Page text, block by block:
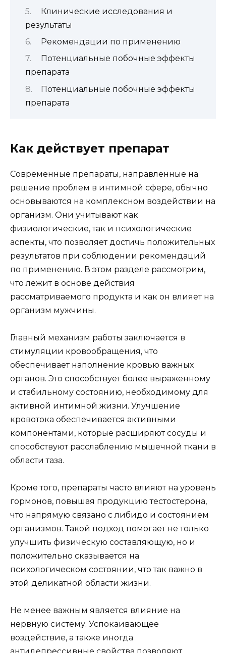
Клинические исследования и
результаты
Рекомендации по применению
Потенциальные побочные эффекты
препарата
Потенциальные побочные эффекты
препарата
Как действует препарат
Современные препараты, направленные на
решение проблем в интимной сфере, обычно
основываются на комплексном воздействии на
организм. Они учитывают как
физиологические, так и психологические
аспекты, что позволяет достичь положительных
результатов при соблюдении рекомендаций
по применению. В этом разделе рассмотрим,
что лежит в основе действия
рассматриваемого продукта и как он влияет на
организм мужчины.
Главный механизм работы заключается в
стимуляции кровообращения, что
обеспечивает наполнение кровью важных
органов. Это способствует более выраженному
и стабильному состоянию, необходимому для
активной интимной жизни. Улучшение
кровотока обеспечивается активными
компонентами, которые расширяют сосуды и
способствуют расслаблению мышечной ткани в
области таза.
Кроме того, препараты часто влияют на уровень
гормонов, повышая продукцию тестостерона,
что напрямую связано с либидо и состоянием
организмов. Такой подход помогает не только
улучшить физическую составляющую, но и
положительно сказывается на
психологическом состоянии, что так важно в
этой деликатной области жизни.
Не менее важным является влияние на
нервную систему. Успокаивающее
воздействие, а также иногда